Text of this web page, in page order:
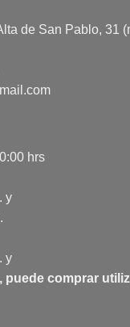
de San Pablo, 31
hrs
y
y
puede comprar